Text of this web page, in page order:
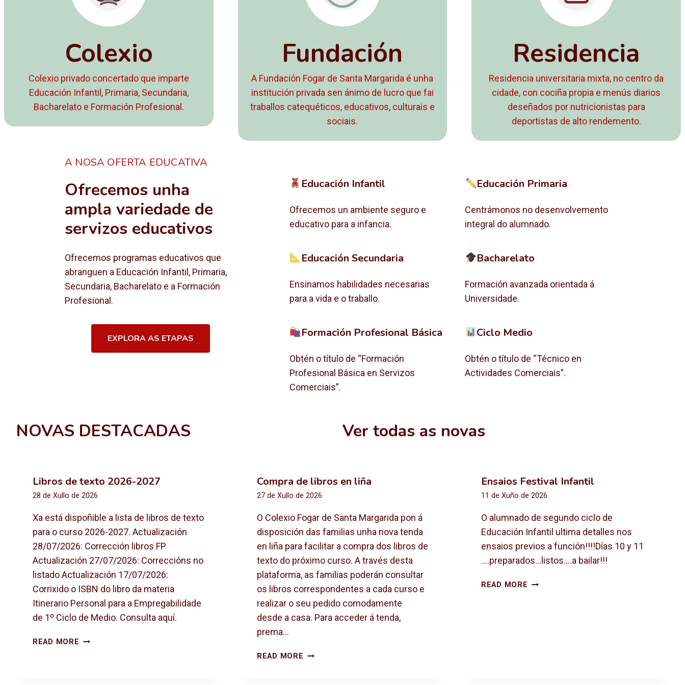
Colexio
Colexio privado concertado que imparte
Educación Infantil, Primaria, Secundaria,
Bacharelato e Formación Profesional.
Fundación
A Fundación Fogar de Santa Margarida é unha
institución privada sen ánimo de lucro que fai
traballos catequéticos, educativos, culturais e
sociais.
Residencia
Residencia universitaria mixta, no centro da
cidade, con cociña propia e menús diarios
deseñados por nutricionistas para
deportistas de alto rendemento.
A NOSA OFERTA EDUCATIVA
Ofrecemos unha
ampla variedade de
servizos educativos
Ofrecemos programas educativos que
abranguen a Educación Infantil, Primaria,
Secundaria, Bacharelato e a Formación
Profesional.
EXPLORA AS ETAPAS
Educación Infantil
Ofrecemos un ambiente seguro e
educativo para a infancia.
Educación Primaria
Centrámonos no desenvolvemento
integral do alumnado.
Educación Secundaria
Ensinamos habilidades necesarias
para a vida e o traballo.
Bacharelato
Formación avanzada orientada á
Universidade.
Formación Profesional Básica
Obtén o título de “Formación
Profesional Básica en Servizos
Comerciais”.
Ciclo Medio
Obtén o título de “Técnico en
Actividades Comerciais”.
NOVAS DESTACADAS Ver todas as novas
Libros de texto 2026-2027
28 de Xullo de 2026
Xa está dispoñible a lista de libros de texto
para o curso 2026-2027. Actualización
28/07/2026: Corrección libros FP
Actualización 27/07/2026: Correccións no
listado Actualización 17/07/2026:
Corrixido o ISBN do libro da materia
Itinerario Personal para a Empregabilidade
de 1º Ciclo de Medio. Consulta aquí.
READ MORE L
Compra de libros en liña
27 de Xullo de 2026
O Colexio Fogar de Santa Margarida pon á
disposición das familias unha nova tenda
en liña para facilitar a compra dos libros de
texto do próximo curso. A través desta
plataforma, as familias poderán consultar
os libros correspondentes a cada curso e
realizar o seu pedido comodamente
desde a casa. Para acceder á tenda,
prema…
READ MORE C
Ensaios Festival Infantil
11 de Xuño de 2026
O alumnado de segundo ciclo de
Educación Infantil ultima detalles nos
ensaios previos a función!!!!Días 10 y 11
….preparados…listos….a bailar!!!
READ MORE E